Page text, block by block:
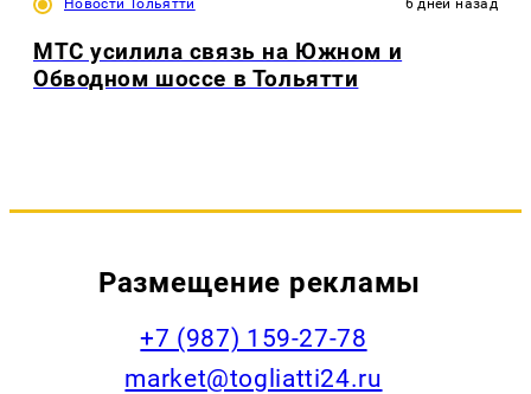
Новости Тольятти 6 дней назад
МТС усилила связь на Южном и
Обводном шоссе в Тольятти
Размещение рекламы
+7 (987) 159-27-78
market@togliatti24.ru